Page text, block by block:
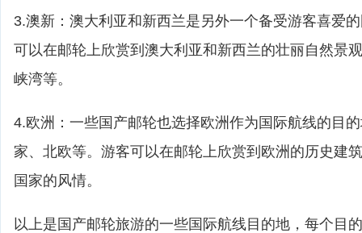
3.澳新：澳大利亚和新西兰是另外一个备受游客喜爱
可以在邮轮上欣赏到澳大利亚和新西兰的壮丽自然景
峡湾等。
4.欧洲：一些国产邮轮也选择欧洲作为国际航线的目
家、北欧等。游客可以在邮轮上欣赏到欧洲的历史建
国家的风情。
以上是国产邮轮旅游的一些国际航线目的地，每个目